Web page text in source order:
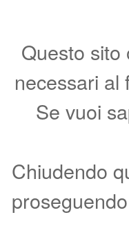
Questo sito
necessari al
Se vuoi
Chiudendo